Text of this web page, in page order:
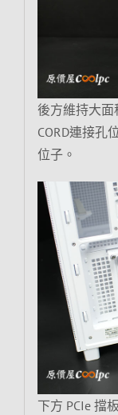
後方維持大面
CORD連接孔
位子。
下方 PCIe 擋